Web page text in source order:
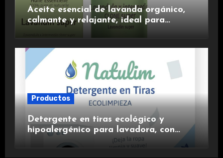
Aceite esencial de lavanda orgánico,
calmante y relajante, ideal para
Productos
Detergente en tiras ecológico y
hipoalergénico para lavadora, con
suavizante incluido y fragancia de
lavanda.